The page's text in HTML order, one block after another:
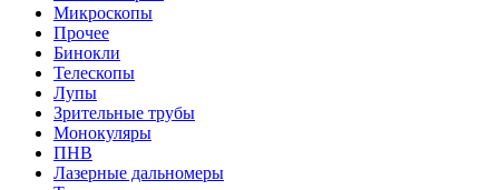
Микроскопы
Прочее
Бинокли
Телескопы
Лупы
Зрительные трубы
Монокуляры
ПНВ
Лазерные дальномеры